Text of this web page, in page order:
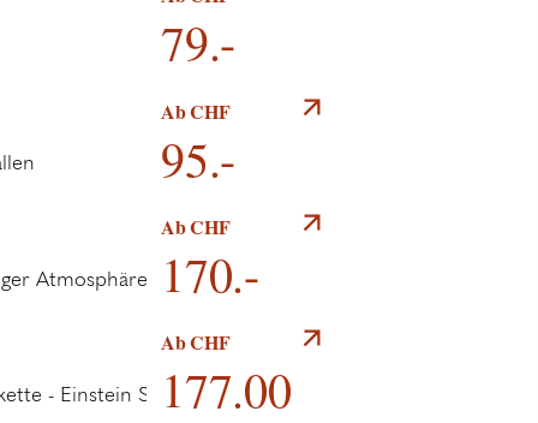
79.-
Day Spa
Ab CHF
95.-
Cocktailkurs in
Atmosphäre
Ab CHF
170.-
Einstein Gourmet
Ab CHF
177.00